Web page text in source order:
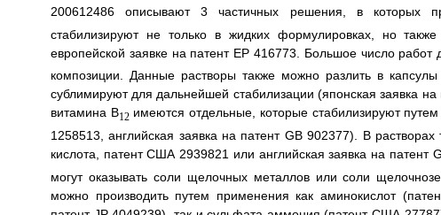
200612486 описывают 3 частичных решения, в которых
стабилизируют не только в жидких формулировках, но
европейской заявке на патент ЕР 416773. Большое число работ
композиции. Данные растворы также можно разлить в
сублимируют для дальнейшей стабилизации (японская заявка
витамина B12имеются отдельные, которые стабилизируют
1258513, английская заявка на патент GB 902377). В
кислота, патент США 2939821 или английская заявка на
могут оказывать соли щелочных металлов или соли
можно производить путем применения как аминокислот